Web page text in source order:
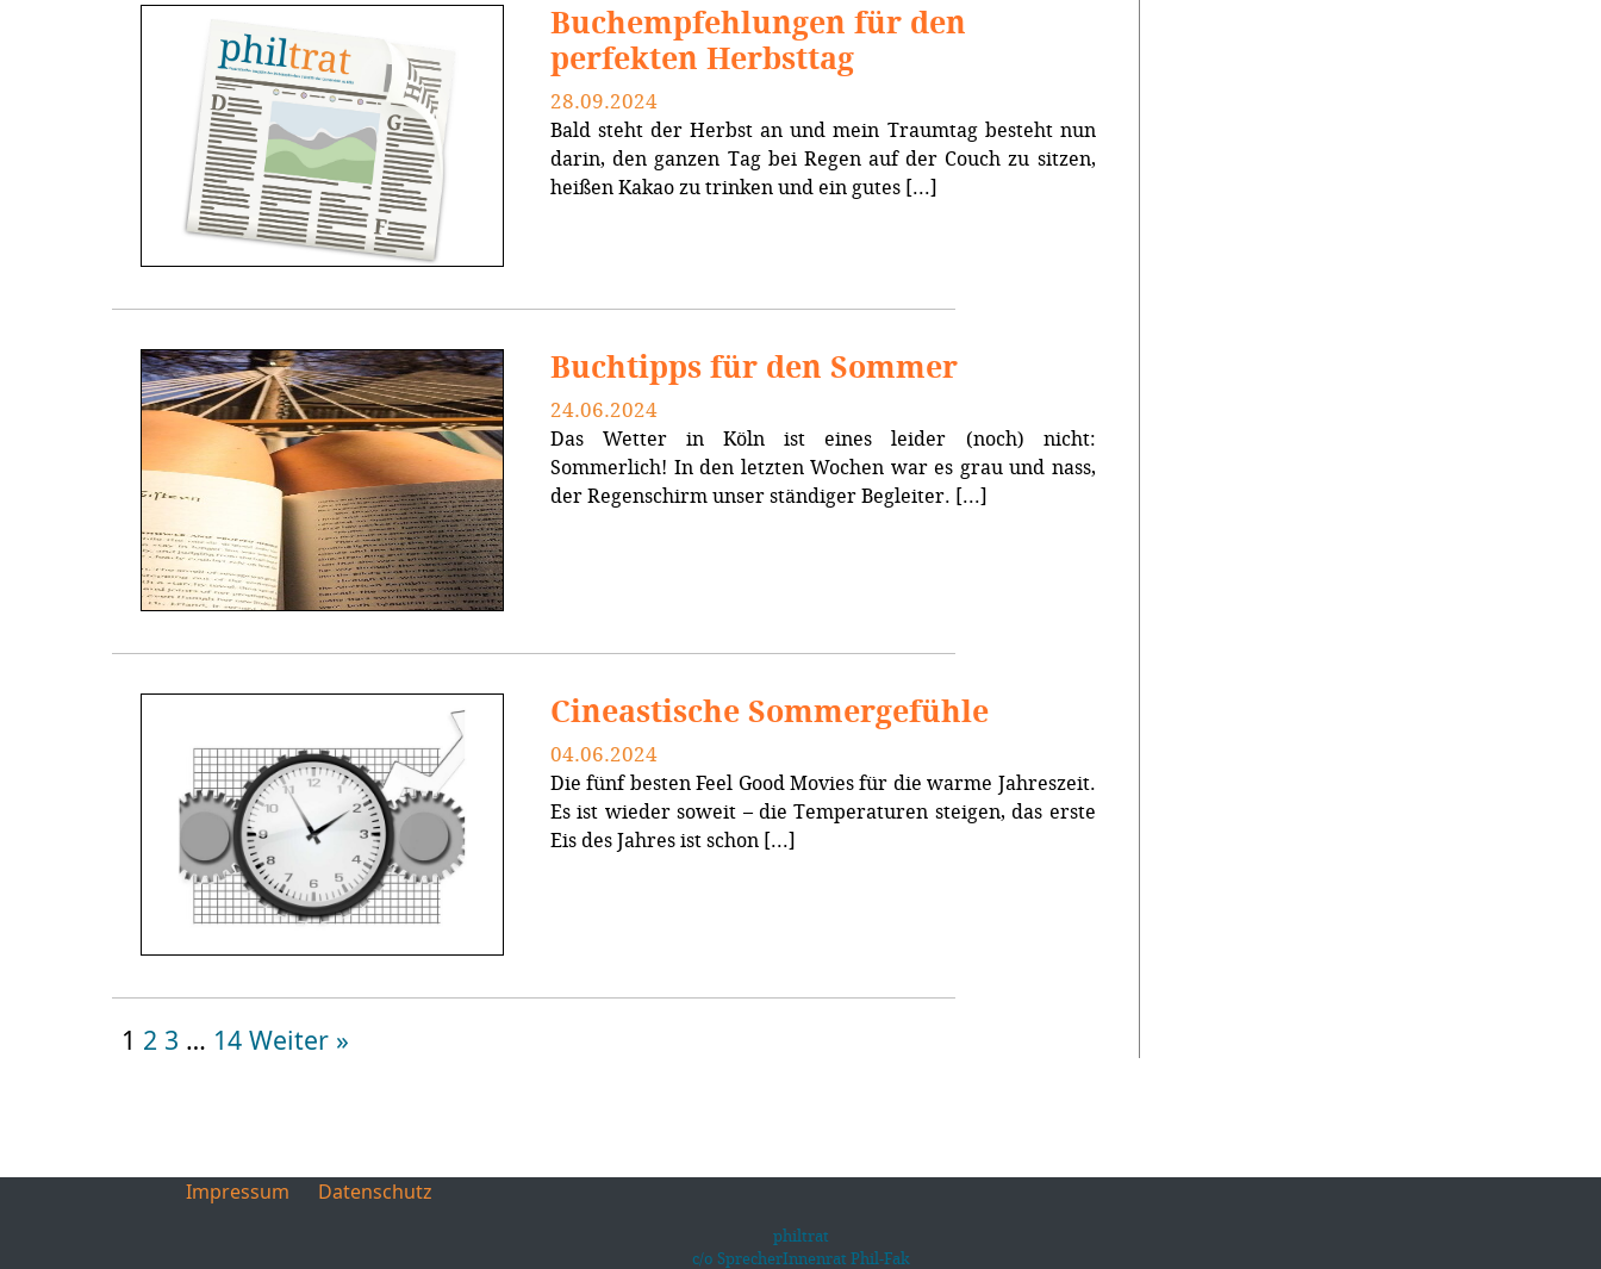
Buchempfehlungen für den
perfekten Herbsttag
28.09.2024
Bald steht der Herbst an und mein Traumtag besteht nun
darin, den ganzen Tag bei Regen auf der Couch zu sitzen,
heißen Kakao zu trinken und ein gutes [...]
Buchtipps für den Sommer
24.06.2024
Das Wetter in Köln ist eines leider (noch) nicht:
Sommerlich! In den letzten Wochen war es grau und nass,
der Regenschirm unser ständiger Begleiter. [...]
Cineastische Sommergefühle
04.06.2024
Die fünf besten Feel Good Movies für die warme Jahreszeit.
Es ist wieder soweit – die Temperaturen steigen, das erste
Eis des Jahres ist schon [...]
1 2 3 … 14 Weiter »
Impressum Datenschutz
philtrat
c/o SprecherInnenrat Phil-Fak